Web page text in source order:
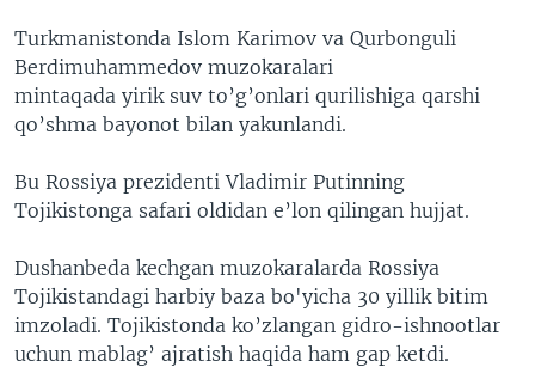
Turkmanistonda Islom Karimov va Qurbonguli
Berdimuhammedov muzokaralari
mintaqada yirik suv to’g’onlari qurilishiga qarshi
qo’shma bayonot bilan yakunlandi.
Bu Rossiya prezidenti Vladimir Putinning
Tojikistonga safari oldidan e’lon qilingan hujjat.
Dushanbeda kechgan muzokaralarda Rossiya
Tojikistandagi harbiy baza bo'yicha 30 yillik bitim
imzoladi. Tojikistonda ko’zlangan gidro-ishnootlar
uchun mablag’ ajratish haqida ham gap ketdi.